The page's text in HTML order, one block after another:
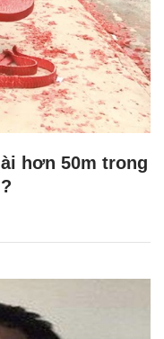
hơn 50m trong